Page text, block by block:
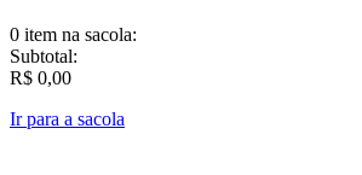
0 item na sacola:
Subtotal:
R$ 0,00
Ir para a sacola